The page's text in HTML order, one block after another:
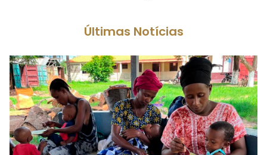
Últimas Notícias